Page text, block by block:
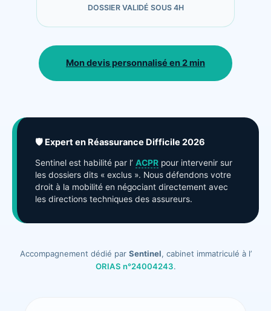
DOSSIER VALIDÉ SOUS 4H
Mon devis personnalisé en 2 min
🛡️ Expert en Réassurance Difficile 2026
Sentinel est habilité par l’ ACPR pour intervenir sur
les dossiers dits « exclus ». Nous défendons votre
droit à la mobilité en négociant directement avec
les directions techniques des assureurs.
Accompagnement dédié par Sentinel, cabinet immatriculé à l’
ORIAS n°24004243.